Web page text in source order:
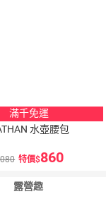
滿千免運
水壺腰包
特價 860
露營趣